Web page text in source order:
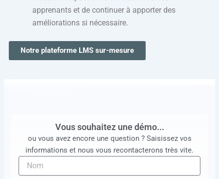
apprenants et de continuer à apporter des
améliorations si nécessaire.
Notre plateforme LMS sur-mesure
Vous souhaitez une démo...
ou vous avez encore une question ? Saisissez vos
informations et nous vous recontacterons très vite.